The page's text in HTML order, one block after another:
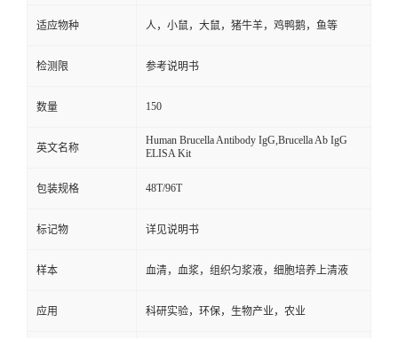
适应物种 人，小鼠，大鼠，猪牛羊，鸡鸭鹅，鱼等
检测限 参考说明书
数量 150
英文名称
Human Brucella Antibody IgG,Brucella Ab IgG
ELISA Kit
包装规格 48T/96T
标记物 详见说明书
样本 血清，血浆，组织匀浆液，细胞培养上清液
应用 科研实验，环保，生物产业，农业